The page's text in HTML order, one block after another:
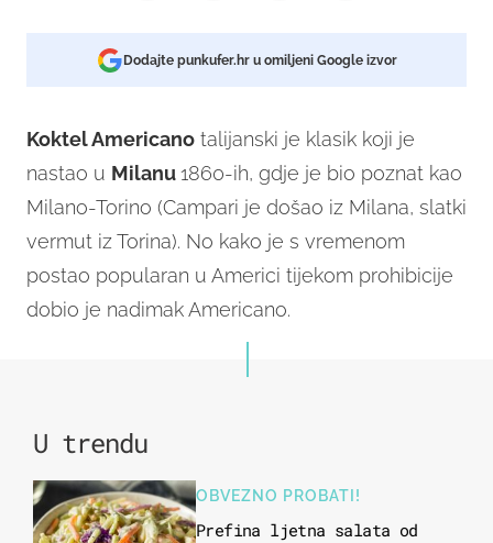
Dodajte punkufer.hr u omiljeni Google izvor
Koktel Americano talijanski je klasik koji je
nastao u Milanu1860-ih, gdje je bio poznat kao
Milano-Torino (Campari je došao iz Milana, slatki
vermut iz Torina). No kako je s vremenom
postao popularan u Americi tijekom prohibicije
dobio je nadimak Americano.
U trendu
OBVEZNO PROBATI!
Prefina ljetna salata od